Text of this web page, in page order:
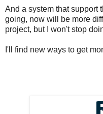
And a system that support
going, now will be more
project, but I won't stop
I'll find new ways to get